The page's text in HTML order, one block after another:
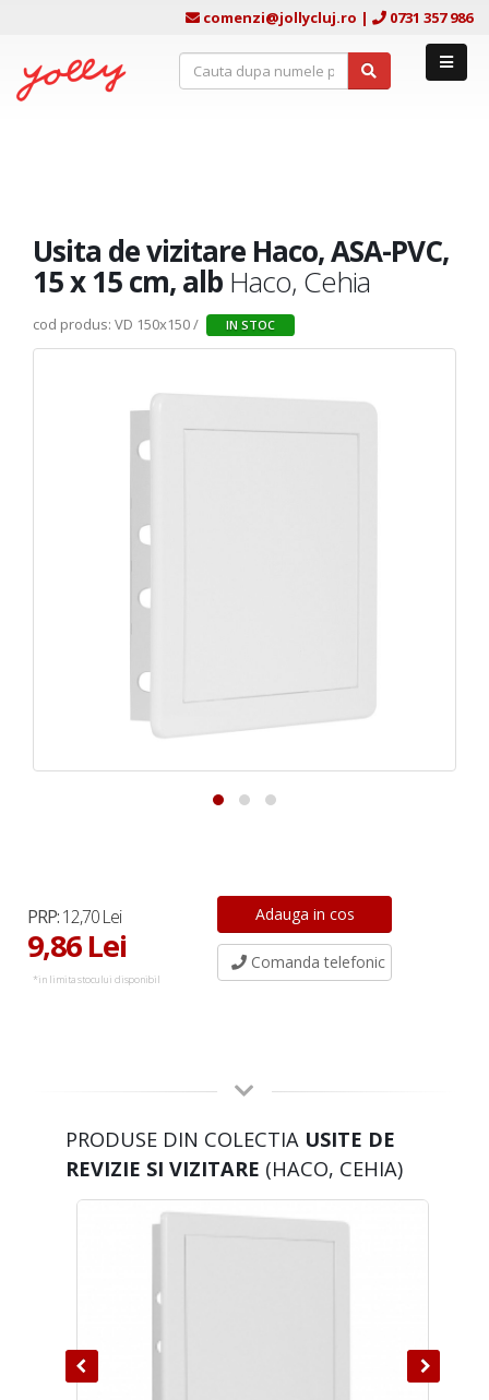
comenzi@jollycluj.ro | 0731 357 986
Usita de vizitare Haco, ASA-PVC,
15 x 15 cm, alb Haco, Cehia
cod produs: VD 150x150 / IN STOC
PRP:12,70 Lei
9,86 Lei
*in limita stocului disponibil
Comanda telefonic
PRODUSE DIN COLECTIA USITE DE
REVIZIE SI VIZITARE (HACO, CEHIA)